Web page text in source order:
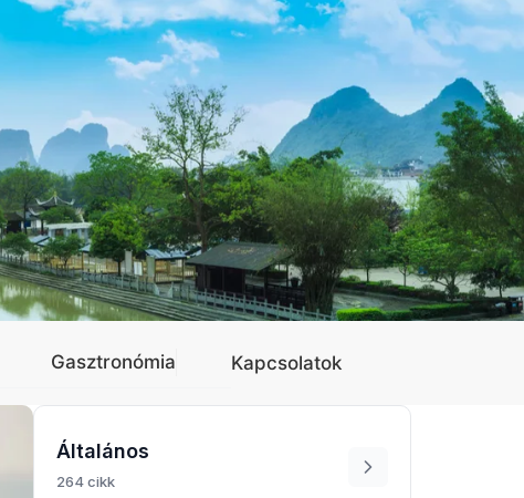
Gasztronómia Kapcsolatok
Általános
264 cikk